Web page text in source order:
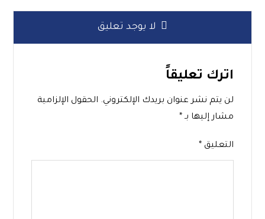
لا يوجد تعليق
اترك تعليقاً
لن يتم نشر عنوان بريدك الإلكتروني. الحقول الإلزامية
مشار إليها بـ *
التعليق *